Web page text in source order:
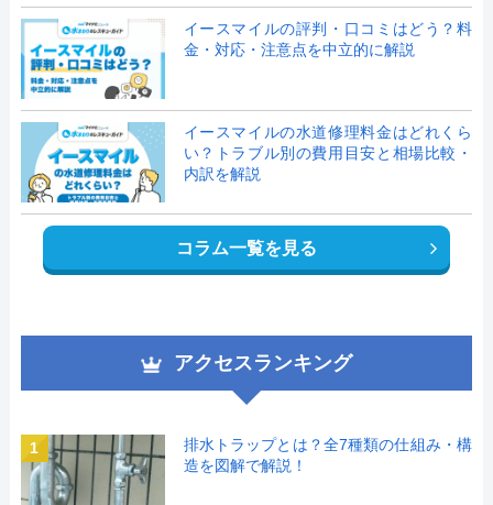
イースマイルの評判・口コミはどう？料
金・対応・注意点を中立的に解説
イースマイルの水道修理料金はどれくら
い？トラブル別の費用目安と相場比較・
内訳を解説
コラム一覧を見る
アクセスランキング
1
排水トラップとは？全7種類の仕組み・構
造を図解で解説！